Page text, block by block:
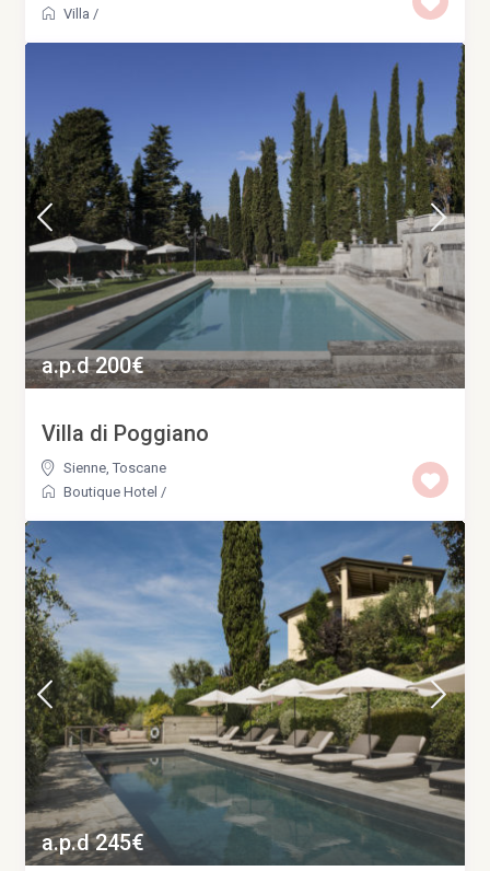
Villa /
a.p.d 200€
Villa di Poggiano
Sienne ,Toscane
Boutique Hotel /
a.p.d 245€